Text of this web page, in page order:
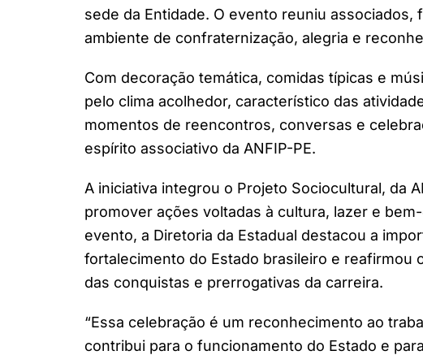
sede da Entidade. O evento reuniu associados,
ambiente de confraternização, alegria e
Com decoração temática, comidas típicas e
pelo clima acolhedor, característico das
momentos de reencontros, conversas e
espírito associativo da ANFIP-PE.
A iniciativa integrou o Projeto Sociocultural, da
promover ações voltadas à cultura, lazer e
evento, a Diretoria da Estadual destacou a
fortalecimento do Estado brasileiro e reafirmou
das conquistas e prerrogativas da carreira.
“Essa celebração é um reconhecimento ao
contribui para o funcionamento do Estado e